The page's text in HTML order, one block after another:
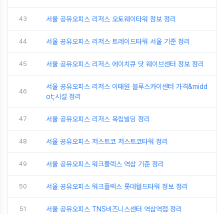
43 서울 공유오피스 리저스 오토웨이타워 정보 정리
44 서울 공유오피스 리저스 트레이드타워 서울 기준 정리
45 서울 공유오피스 리저스 에이치큐 닷 웨이브센터 정보 정리
46
서울 공유오피스 리저스 이태원 블루스카이센터 가격&midd
ot;시설 정리
47 서울 공유오피스 리저스 옥림빌딩 정리
48 서울 공유오피스 저스트코 저스트코타워 정리
49 서울 공유오피스 워크플렉스 역삼 기준 정리
50 서울 공유오피스 워크플렉스 롯데월드타워 정보 정리
51 서울 공유오피스 TNS비즈니스센터 역삼역점 정리